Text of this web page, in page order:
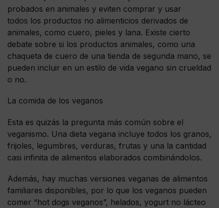
probados en animales y eviten comprar y usar
todos los productos no alimenticios derivados de
animales, como cuero, pieles y lana. Existe cierto
debate sobre si los productos animales, como una
chaqueta de cuero de una tienda de segunda mano, se
pueden incluir en un estilo de vida vegano sin crueldad
o no.
La comida de los veganos
Esta es quizás la pregunta más común sobre el
veganismo. Una dieta vegana incluye todos los granos,
frijoles, legumbres, verduras, frutas y una la cantidad
casi infinita de alimentos elaborados combinándolos.
Además, hay muchas versiones veganas de alimentos
familiares disponibles, por lo que los veganos pueden
comer “hot dogs veganos”, helados, yogurt no lácteo